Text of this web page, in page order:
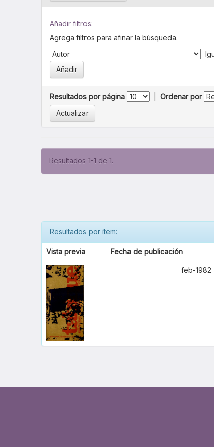
Añadir filtros:
Agrega filtros para afinar la búsqueda.
Resultados por página |Ordenar por
Resultados 1-1 de 1.
Resultados por ítem:
Vista previa Fecha de publicación
feb-1982